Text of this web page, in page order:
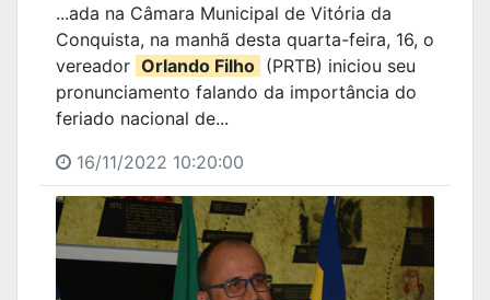
...ada na Câmara Municipal de Vitória da
Conquista, na manhã desta quarta-feira, 16, o
vereador Orlando Filho (PRTB) iniciou seu
pronunciamento falando da importância do
feriado nacional de...
16/11/2022 10:20:00